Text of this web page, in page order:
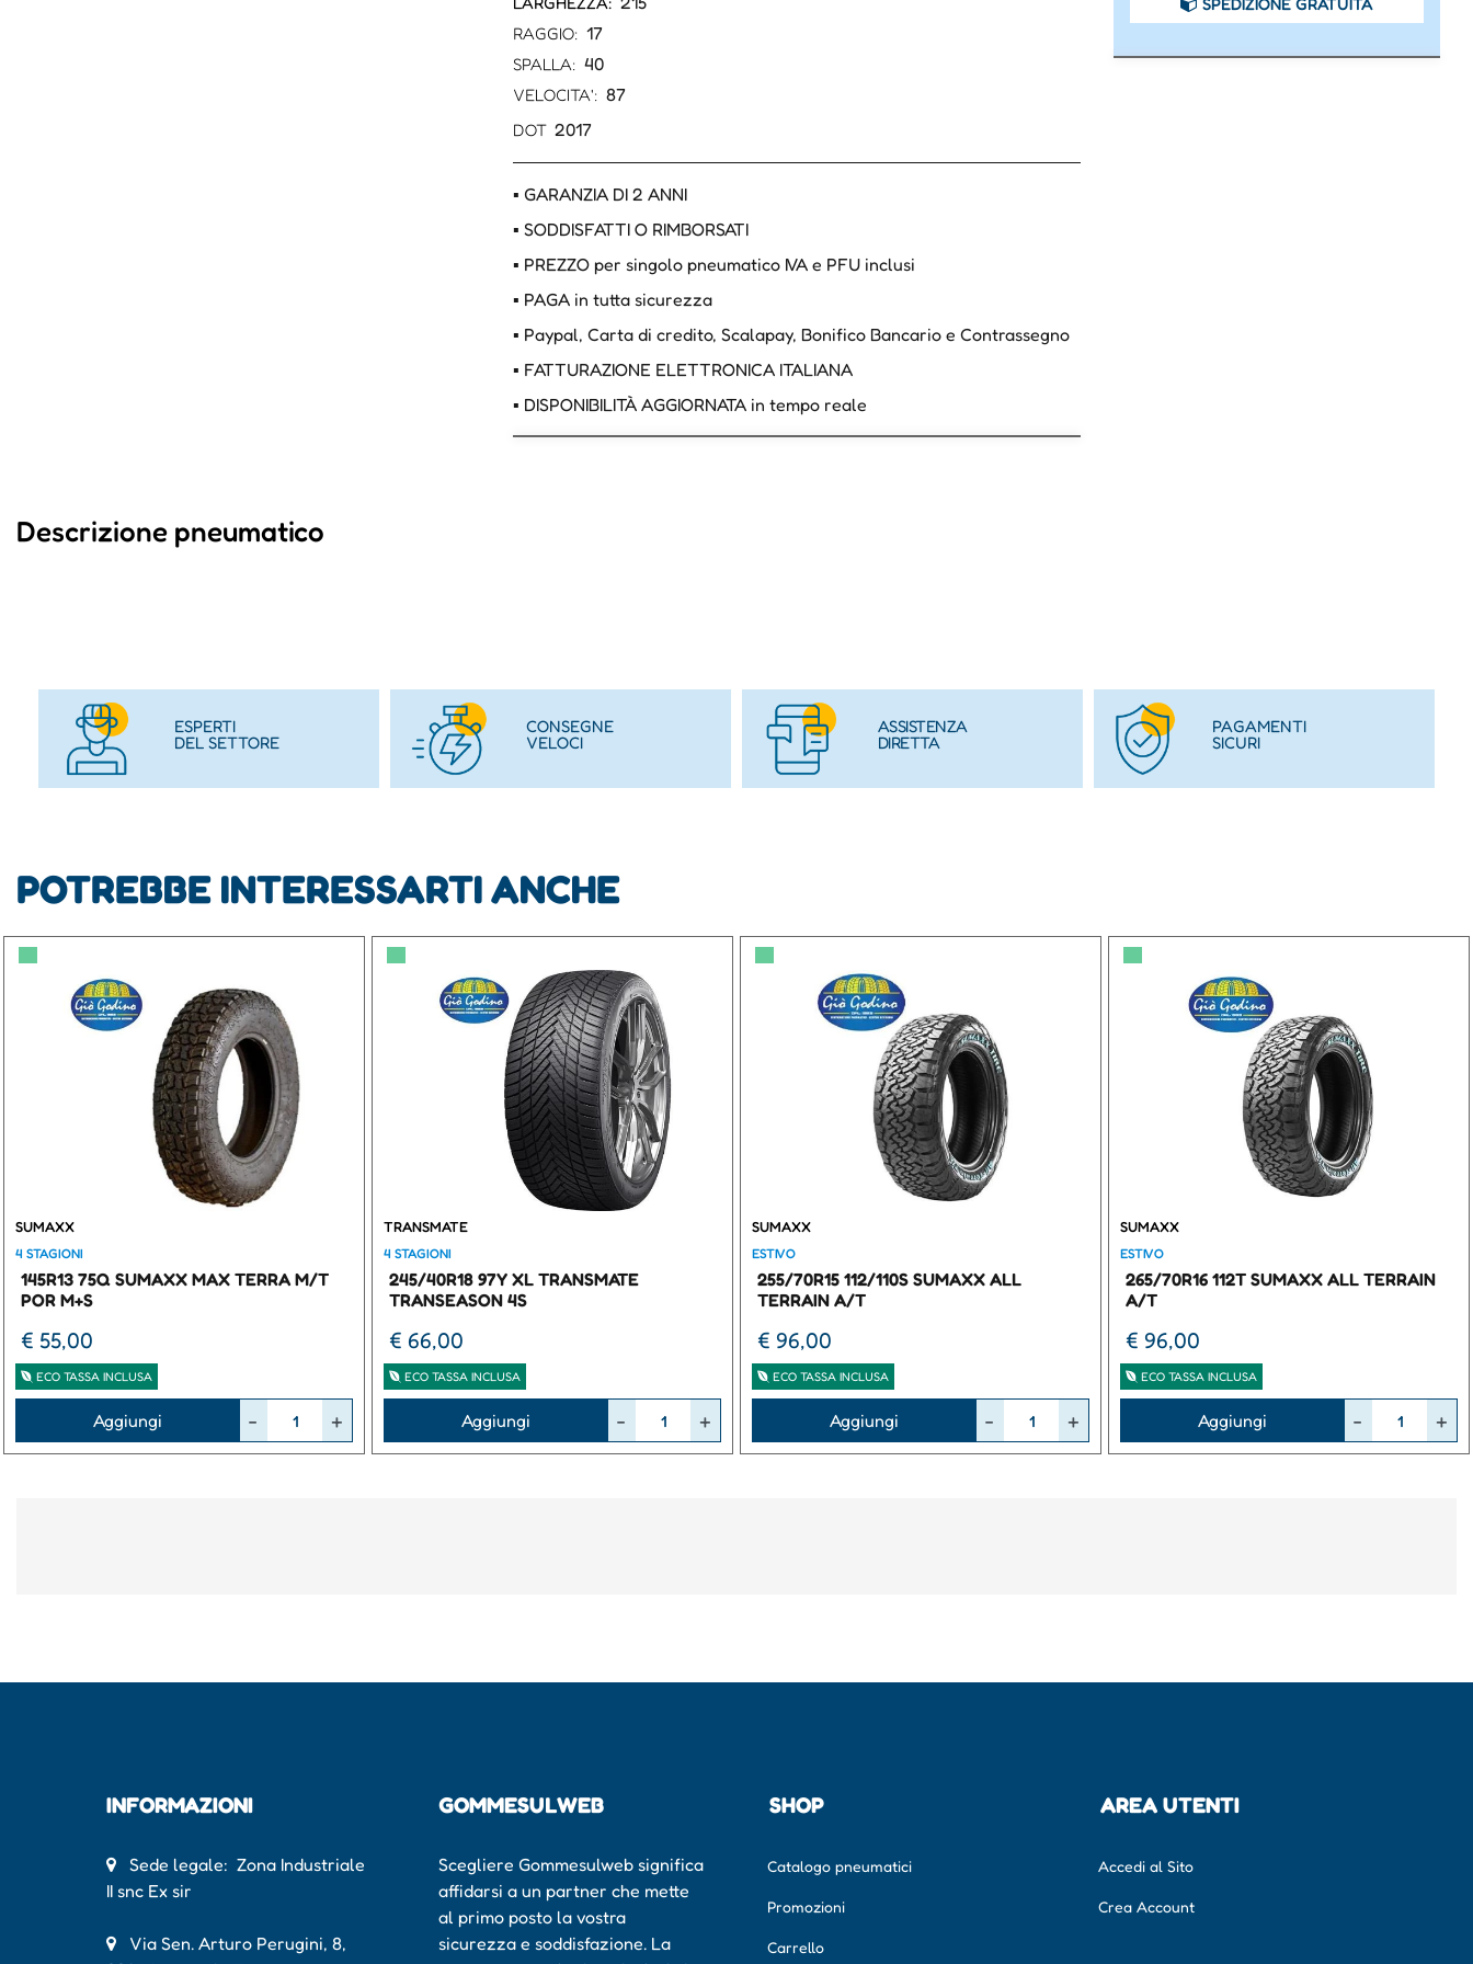
RAGGIO: 17
SPALLA: 40
VELOCITA': 87
DOT 2017
▪ GARANZIA DI 2 ANNI
▪ SODDISFATTI O RIMBORSATI
▪ PREZZO per singolo pneumatico IVA e PFU inclusi
▪ PAGA in tutta sicurezza
▪ Paypal, Carta di credito, Scalapay, Bonifico Bancario e Contrassegno
▪ FATTURAZIONE ELETTRONICA ITALIANA
▪ DISPONIBILITÀ AGGIORNATA in tempo reale
SPEDIZIONE GRATUITA
Descrizione pneumatico
ESPERTI
DEL SETTORE
CONSEGNE
VELOCI
ASSISTENZA
DIRETTA
PAGAMENTI
SICURI
POTREBBE INTERESSARTI ANCHE
▀
SUMAXX
4 STAGIONI
145R13 75Q SUMAXX MAX TERRA M/T
POR M+S
€ 55,00
ECO TASSA INCLUSA
Aggiungi
▀
TRANSMATE
4 STAGIONI
245/40R18 97Y XL TRANSMATE
TRANSEASON 4S
€ 66,00
ECO TASSA INCLUSA
Aggiungi
▀
SUMAXX
ESTIVO
255/70R15 112/110S SUMAXX ALL
TERRAIN A/T
€ 96,00
ECO TASSA INCLUSA
Aggiungi
▀
SUMAXX
ESTIVO
265/70R16 112T SUMAXX ALL TERRAIN
A/T
€ 96,00
ECO TASSA INCLUSA
Aggiungi
INFORMAZIONI
Sede legale: Zona Industriale
II snc Ex sir
Via Sen. Arturo Perugini, 8,
GOMMESULWEB
Scegliere Gommesulweb significa
affidarsi a un partner che mette
al primo posto la vostra
sicurezza e soddisfazione. La
SHOP
Catalogo pneumatici
Promozioni
Carrello
AREA UTENTI
Accedi al Sito
Crea Account